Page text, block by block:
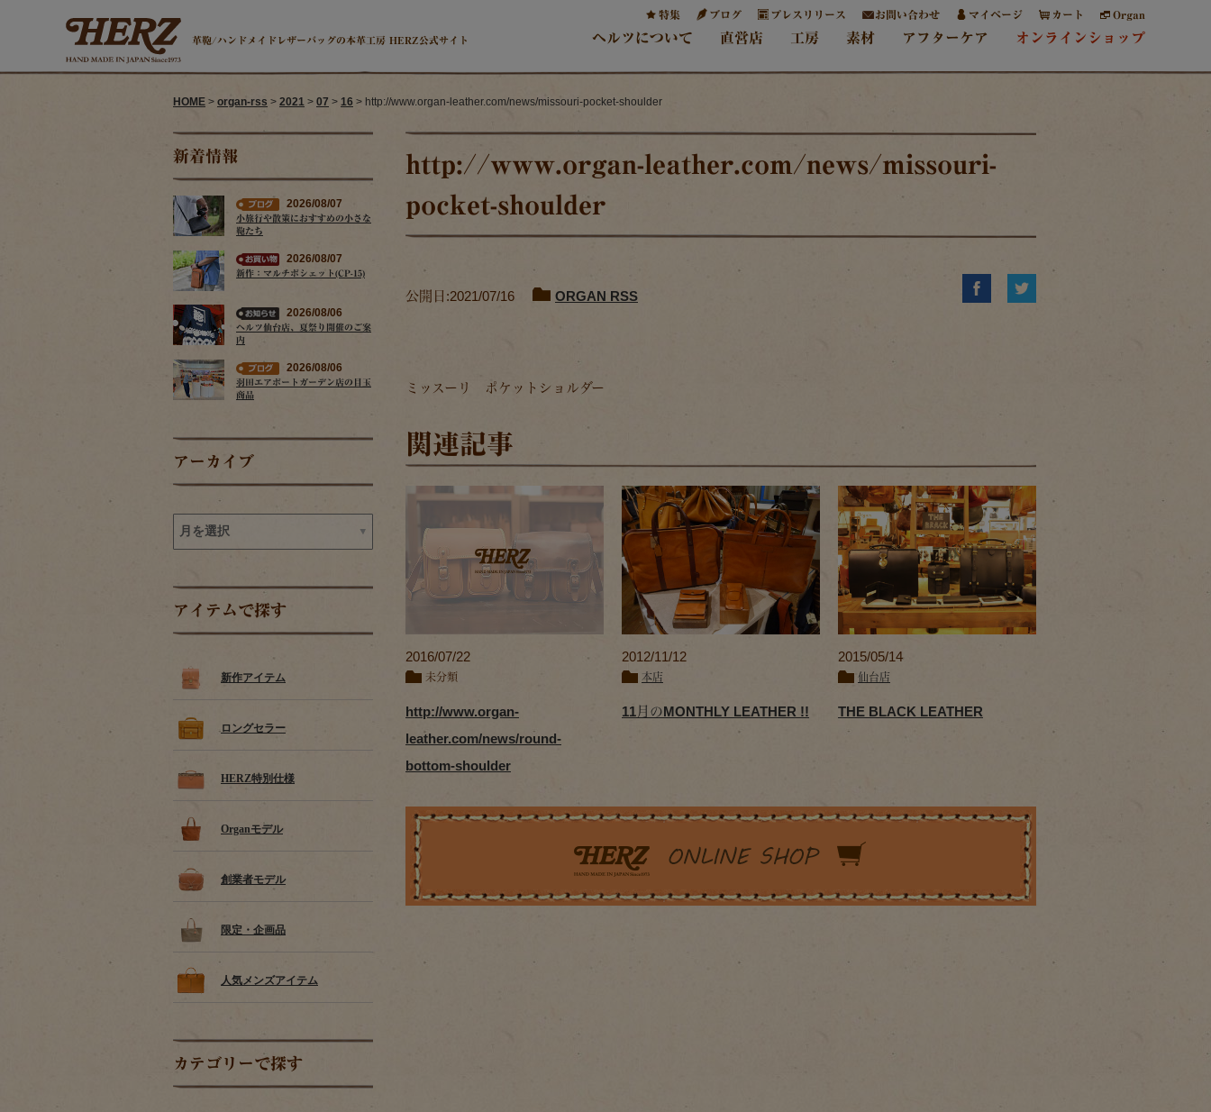
革鞄/ハンドメイドレザーバッグの本革工房 HERZ公式サイト
特集 ブログ プレスリリース お問い合わせ マイページ カート Organ
ヘルツについて 直営店 工房 素材 アフターケア オンラインショップ
HOME > organ-rss > 2021 > 07 > 16 > http://www.organ-leather.com/news/missouri-pocket-shoulder
新着情報
2026/08/07
小旅行や散策におすすめの小さな
鞄たち
2026/08/07
新作：マルチポシェット(CP-15)
2026/08/06
ヘルツ仙台店、夏祭り開催のご案
内
2026/08/06
羽田エアポートガーデン店の目玉
商品
アーカイブ
アイテムで探す
新作アイテム
ロングセラー
HERZ特別仕様
Organモデル
創業者モデル
限定・企画品
人気メンズアイテム
カテゴリーで探す
http://www.organ-leather.com/news/missouri-
pocket-shoulder
公開日:2021/07/16 ORGAN RSS
ミッスーリ ポケットショルダー
関連記事
2016/07/22
未分類
http://www.organ-
leather.com/news/round-
bottom-shoulder
2012/11/12
本店
11月のMONTHLY LEATHER !!
2015/05/14
仙台店
THE BLACK LEATHER